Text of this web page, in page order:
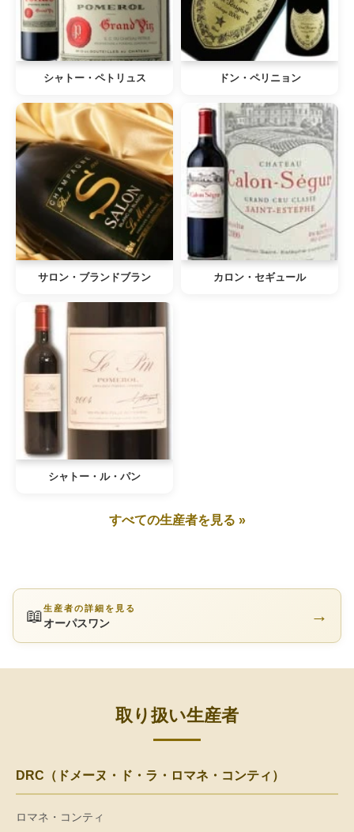
シャトー・ペトリュス ドン・ペリニョン
サロン・ブランドブラン カロン・セギュール
シャトー・ル・パン
すべての生産者を見る »
📖生産者の詳細を見る
オーパスワン →
取り扱い生産者
DRC（ドメーヌ・ド・ラ・ロマネ・コンティ）
ロマネ・コンティ